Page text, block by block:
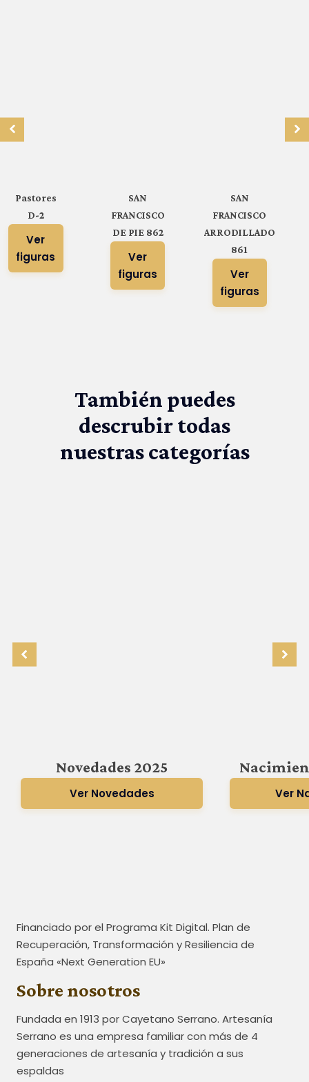
Pastores
D-2
Ver
figuras
SAN
FRANCISCO
DE PIE 862
Ver
figuras
SAN
FRANCISCO
ARRODILLADO
861
Ver
figuras
También puedes
descrubir todas
nuestras categorías
Novedades 2025
Ver Novedades Ver
Financiado por el Programa Kit Digital. Plan de
Recuperación, Transformación y Resiliencia de
España «Next Generation EU»
Sobre nosotros
Fundada en 1913 por Cayetano Serrano. Artesanía
Serrano es una empresa familiar con más de 4
generaciones de artesanía y tradición a sus
espaldas